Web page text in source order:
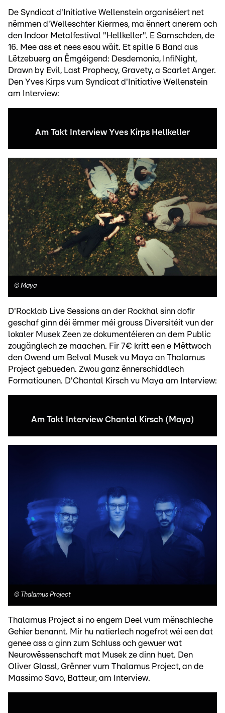
De Syndicat d'Initiative Wellenstein organiséiert net
nëmmen d'Welleschter Kiermes, ma ënnert anerem och
den Indoor Metalfestival "Hellkeller". E Samschden, de
16. Mee ass et nees esou wäit. Et spille 6 Band aus
Lëtzebuerg an Ëmgéigend: Desdemonia, InfiNight,
Drawn by Evil, Last Prophecy, Gravety, a Scarlet Anger.
Den Yves Kirps vum Syndicat d'Initiative Wellenstein
am Interview:
Am Takt Interview Yves Kirps Hellkeller
© Maya
D'Rocklab Live Sessions an der Rockhal sinn dofir
geschaf ginn déi ëmmer méi grouss Diversitéit vun der
lokaler Musek Zeen ze dokumentéieren an dem Public
zougänglech ze maachen. Fir 7€ kritt een e Mëttwoch
den Owend um Belval Musek vu Maya an Thalamus
Project gebueden. Zwou ganz ënnerschiddlech
Formatiounen. D'Chantal Kirsch vu Maya am Interview:
Am Takt Interview Chantal Kirsch (Maya)
© Thalamus Project
Thalamus Project si no engem Deel vum mënschleche
Gehier benannt. Mir hu natierlech nogefrot wéi een dat
genee ass a ginn zum Schluss och gewuer wat
Neurowëssenschaft mat Musek ze dinn huet. Den
Oliver Glassl, Grënner vum Thalamus Project, an de
Massimo Savo, Batteur, am Interview.